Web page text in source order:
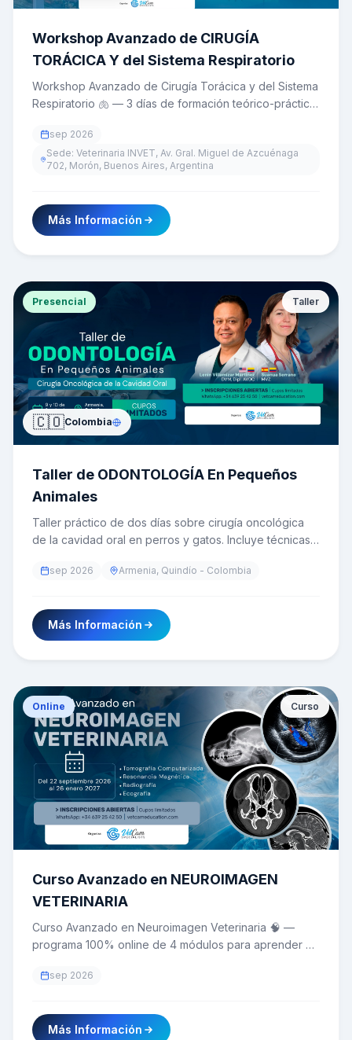
Workshop Avanzado de CIRUGÍA
TORÁCICА Y del Sistema Respiratorio
Workshop Avanzado de Cirugía Torácica y del Sistema
Respiratorio 🫁 — 3 días de formación teórico-práctica
los Dres. André Lacerda, Guillermo Belerenian y Pablo
Hall. 📅 4, 5 y 6 de noviembre de 2026 en Buenos
Aires, Argentina. Solo 18 cupos.
sep 2026
Sede: Veterinaria INVET, Av. Gral. Miguel de Azcuénaga
702, Morón, Buenos Aires, Argentina
Más Información
Presencial Taller
🇨🇴Colombia
Taller de ODONTOLOGÍA En Pequeños
Animales
Taller práctico de dos días sobre cirugía oncológica
de la cavidad oral en perros y gatos. Incluye técnicas
maxilectomías en sus distintas variantes, además de
blandos, con práctica supervisada sobre modelos
cadavéricos.
sep 2026 Armenia, Quindío - Colombia
Más Información
Online Curso
Curso Avanzado en NEUROIMAGEN
VETERINARIA
Curso Avanzado en Neuroimagen Veterinaria 🧠 —
programa 100% online de 4 módulos para aprender a
ecografía, TC y RM en el diagnóstico de
periféricos, hasta la planificación neuroquirúrgica y el
paciente neurocrítico. Dictado por 13 conferencistas
sep 2026
Más Información